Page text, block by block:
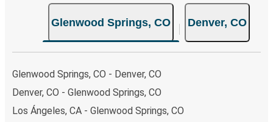
Glenwood Springs, CO Denver, CO
Glenwood Springs, CO - Denver, CO
Denver, CO - Glenwood Springs, CO
Los Ángeles, CA - Glenwood Springs, CO